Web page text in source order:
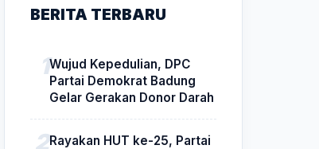
BERITA TERBARU
Wujud Kepedulian, DPC
Partai Demokrat Badung
Gelar Gerakan Donor Darah
Rayakan HUT ke-25, Partai